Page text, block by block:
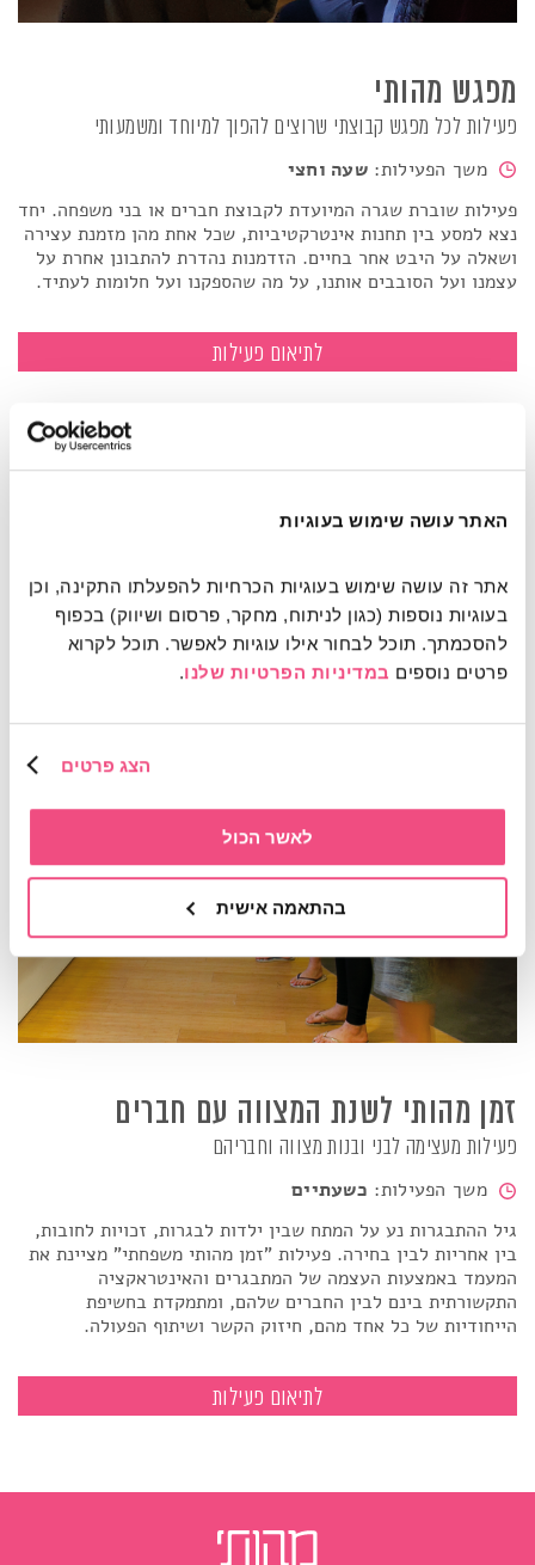
האתר עושה שימוש בעוגיות
פרטים נוספים במדיניות הפרטיות שלנו.
הצג פרטים
לאשר הכול
בהתאמה אישית
מפגש מהותי
פעילות לכל מפגש קבוצתי שרוצים להפוך למיוחד ומשמעותי
משך הפעילות: שעה וחצי
פעילות שוברת שגרה המיועדת לקבוצת חברים או בני משפחה. יחד
נצא למסע בין תחנות אינטרקטיביות, שכל אחת מהן מזמנת עצירה
ושאלה על היבט אחר בחיים. הזדמנות נהדרת להתבונן אחרת על
עצמנו ועל הסובבים אותנו, על מה שהספקנו ועל חלומות לעתיד.
לתיאום פעילות
זמן מהותי לשנת המצווה עם חברים
פעילות מעצימה לבני ובנות מצווה וחבריהם
משך הפעילות: כשעתיים
גיל ההתבגרות נע על המתח שבין ילדות לבגרות, זכויות לחובות,
בין אחריות לבין בחירה. פעילות "זמן מהותי משפחתי" מציינת את
המעמד באמצעות העצמה של המתבגרים והאינטראקציה
התקשורתית בינם לבין החברים שלהם, ומתמקדת בחשיפת
הייחודיות של כל אחד מהם, חיזוק הקשר ושיתוף הפעולה.
לתיאום פעילות